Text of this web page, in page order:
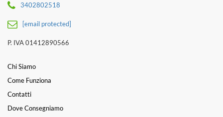
3402802518
[email protected]
P. IVA 01412890566
Chi Siamo
Come Funziona
Contatti
Dove Consegniamo